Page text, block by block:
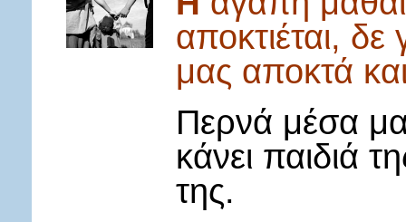
αποκτιέται, δε
μας αποκτά
Περνά μέσα
κάνει παιδιά
της.